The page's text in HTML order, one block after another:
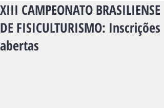
XIII CAMPEONATO BRASILIENSE
DE FISICULTURISMO: Inscrições
abertas